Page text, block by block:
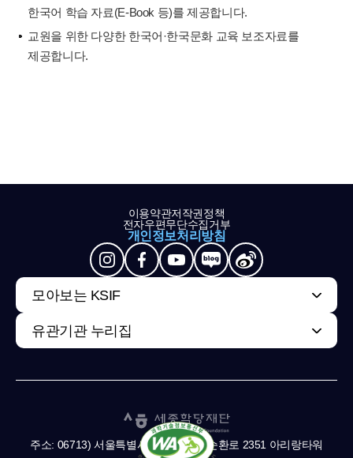
한국어 학습 자료(E-Book 등)를 제공합니다.
교원을 위한 다양한 한국어·한국문화 교육 보조자료를
제공합니다.
이용약관저작권정책
전자우편무단수집거부
개인정보처리방침
모아보는 KSIF
유관기관 누리집
주소: 06713) 서울특별시 서초구 남부순환로 2351 아리랑타워